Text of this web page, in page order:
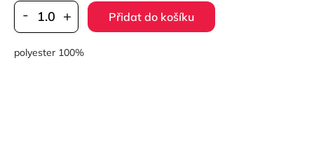
Přidat do košíku
polyester 100%